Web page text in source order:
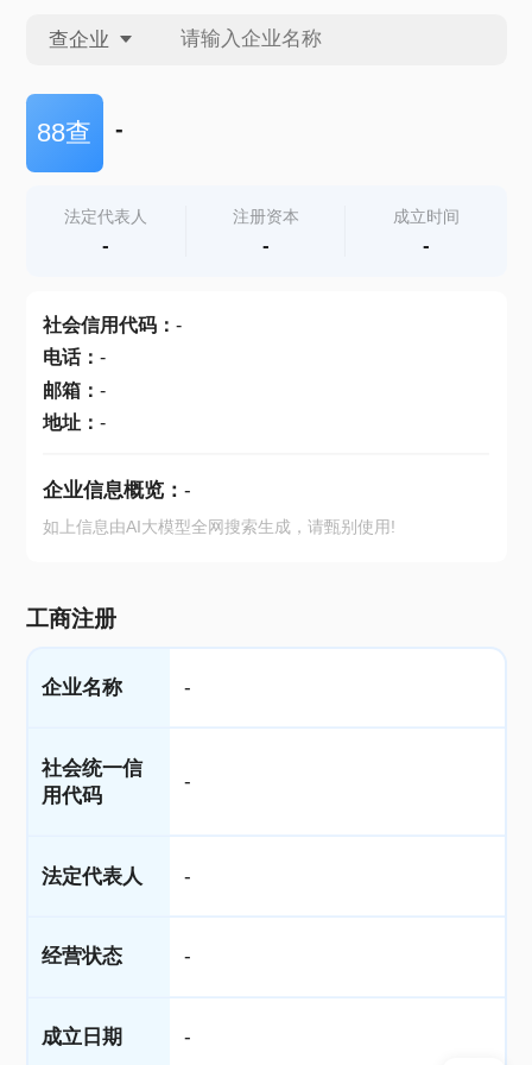
查企业
查企业
查产地
88查 -
法定代表人
-
注册资本
-
成立时间
-
社会信用代码： -
电话： -
邮箱： -
地址： -
企业信息概览： -
如上信息由AI大模型全网搜索生成，请甄别使用!
工商注册
企业名称 -
社会统一信
用代码
-
法定代表人 -
经营状态 -
成立日期 -